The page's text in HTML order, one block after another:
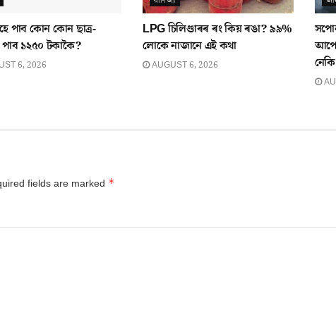
পাব কোন কোন ছাত্ৰ-
পাব ১২৫০ টকাকৈ?
6, 2026
LPG চিলিণ্ডাৰৰ ৰং কিয় ৰঙা? ৯৯%
লোকে নাজানে এই কথা
AUGUST 6, 2026
fields are marked *